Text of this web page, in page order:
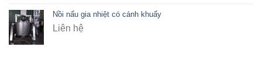
Nồi nấu gia nhiệt có cánh khuấy
Liên hệ